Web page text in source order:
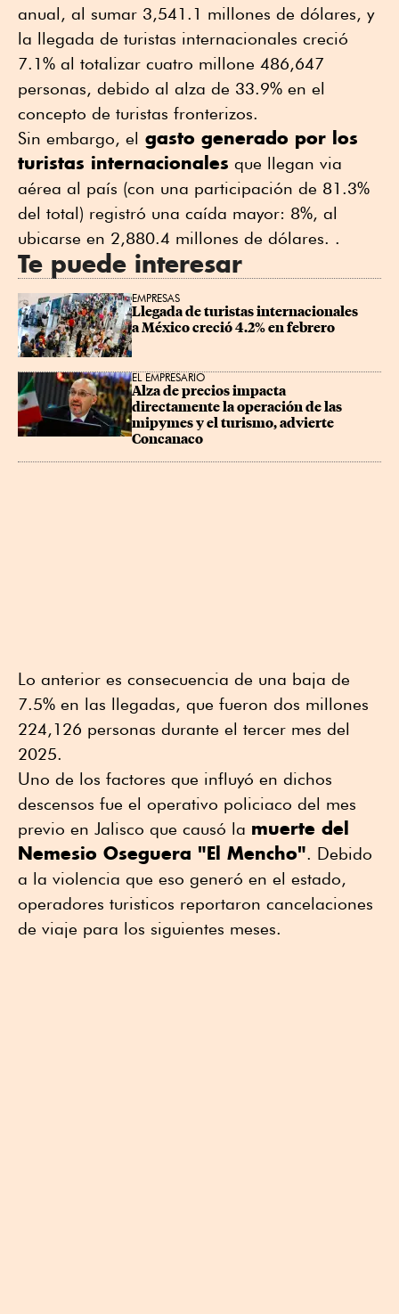
anual, al sumar 3,541.1 millones de dólares, y
la llegada de turistas internacionales creció
7.1% al totalizar cuatro millone 486,647
personas, debido al alza de 33.9% en el
concepto de turistas fronterizos.
Sin embargo, el gasto generado por los
turistas internacionales que llegan via
aérea al país (con una participación de 81.3%
del total) registró una caída mayor: 8%, al
ubicarse en 2,880.4 millones de dólares. .
Te puede interesar
EMPRESAS
Llegada de turistas internacionales
a México creció 4.2% en febrero
EL EMPRESARIO
Alza de precios impacta
directamente la operación de las
mipymes y el turismo, advierte
Concanaco
Lo anterior es consecuencia de una baja de
7.5% en las llegadas, que fueron dos millones
224,126 personas durante el tercer mes del
2025.
Uno de los factores que influyó en dichos
descensos fue el operativo policiaco del mes
previo en Jalisco que causó la muerte del
Nemesio Oseguera "El Mencho". Debido
a la violencia que eso generó en el estado,
operadores turisticos reportaron cancelaciones
de viaje para los siguientes meses.